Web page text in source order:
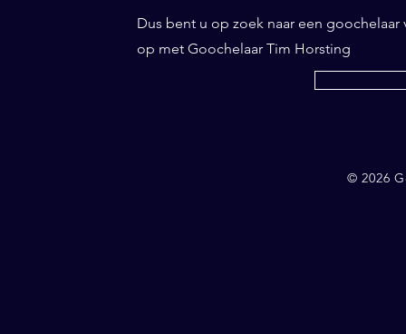
Dus bent u op zoek naar een
op met Goochelaar Tim Horsting
© 2026